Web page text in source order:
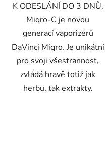
K ODESLÁNÍ DO 3 DNŮ.
Miqro-C je novou
generací vaporizérů
DaVinci Miqro. Je unikátní
pro svoji všestrannost,
zvládá hravě totiž jak
herbu, tak extrakty.